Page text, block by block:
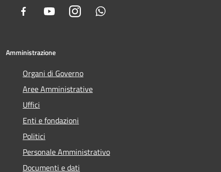
Facebook YoutubeInstagram
Amministrazione
Organi di Governo
Aree Amministrative
Uffici
Enti e fondazioni
Politici
Personale Amministrativo
Documenti e dati